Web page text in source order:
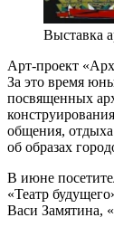
Выставка
Арт-проект
За это время
посвященных
общения,
об образах
В июне
«Театр
Васи Замятина,